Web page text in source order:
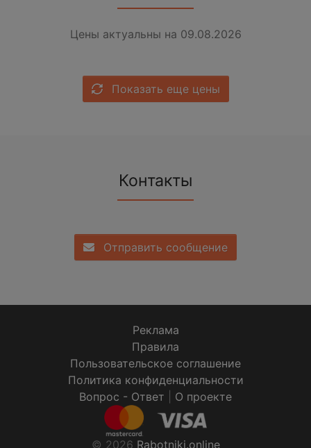
Цены актуальны на 09.08.2026
Показать еще цены
Контакты
Отправить сообщение
Реклама
Правила
Пользовательское соглашение
Политика конфиденциальности
Вопрос - Ответ
О проекте
© 2026 Rabotniki.online